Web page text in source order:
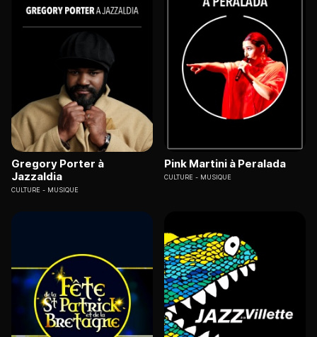
Gregory Porter à
Jazzaldia
CULTURE MUSIQUE
Pink Martini à Peralada
CULTURE MUSIQUE